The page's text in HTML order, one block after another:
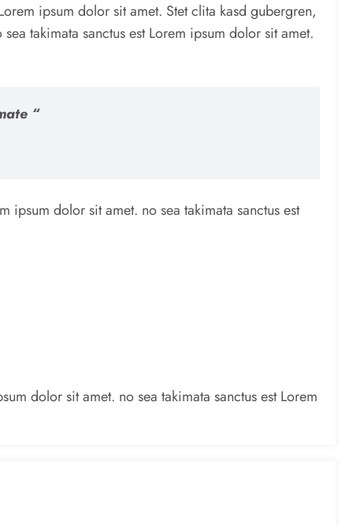
ipsum dolor sit amet. Stet clita kasd gubergren,
takimata sanctus est Lorem ipsum dolor sit amet.
“
ipsum dolor sit amet. no sea takimata sanctus est
dolor sit amet. no sea takimata sanctus est Lorem